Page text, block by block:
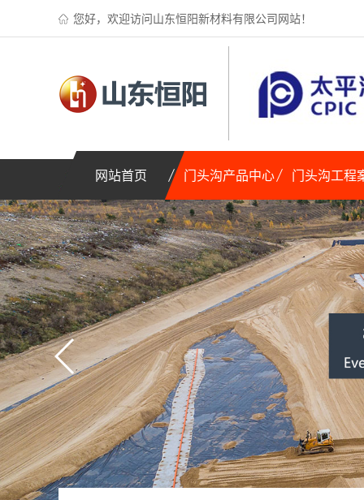
您好，欢迎访问山东恒阳新材料有限公司网站！
网站首页 门头沟产品中心 门头沟工程